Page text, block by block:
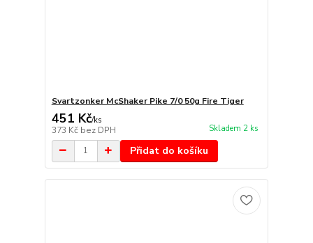
Svartzonker McShaker Pike 7/0 50g Fire Tiger
451 Kč/ks
373 Kč bez DPH Skladem 2 ks
Přidat do košíku